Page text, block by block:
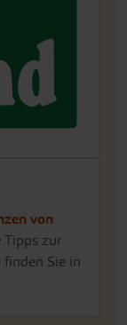
von
Tipps zur
Sie in